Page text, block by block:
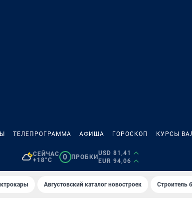
ТЕЛЕПРОГРАММА АФИША ГОРОСКОП КУРСЫ
СЕЙЧАС
+18°C
0 ПРОБКИ
USD 81,41
EUR 94,06
Августовский каталог новостроек Строитель